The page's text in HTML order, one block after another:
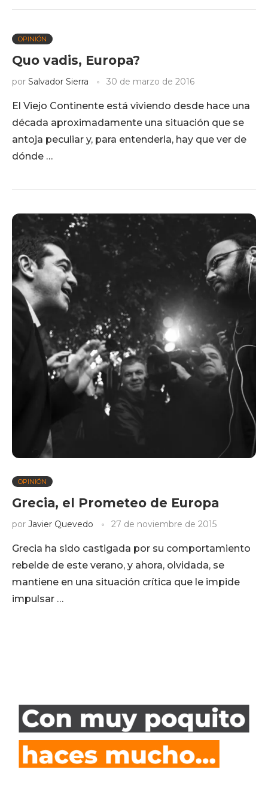
OPINIÓN
Quo vadis, Europa?
por Salvador Sierra 30 de marzo de 2016
El Viejo Continente está viviendo desde hace una
década aproximadamente una situación que se
antoja peculiar y, para entenderla, hay que ver de
dónde …
OPINIÓN
Grecia, el Prometeo de Europa
por Javier Quevedo 27 de noviembre de 2015
Grecia ha sido castigada por su comportamiento
rebelde de este verano, y ahora, olvidada, se
mantiene en una situación crítica que le impide
impulsar …